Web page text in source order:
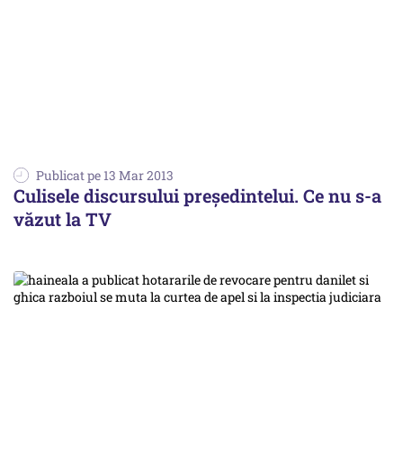
Publicat pe 13 Mar 2013
Culisele discursului președintelui. Ce nu s-a
văzut la TV